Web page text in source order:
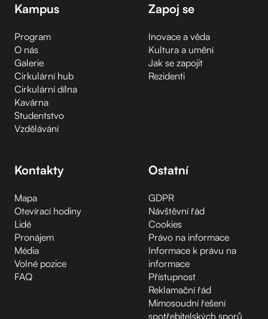
Kampus
Program
O nás
Galerie
Cirkulární hub
Cirkulární dílna
Kavárna
Studentstvo
Vzdělávání
Zapoj se
Inovace a věda
Kultura a umění
Jak se zapojit
Rezidenti
Kontakty
Mapa
Otevírací hodiny
Lidé
Pronájem
Média
Volné pozice
FAQ
Ostatní
GDPR
Návštěvní řád
Cookies
Právo na informace
Informace k právu na
informace
Přístupnost
Reklamační řád
Mimosoudní řešení
spotřebitelských sporů